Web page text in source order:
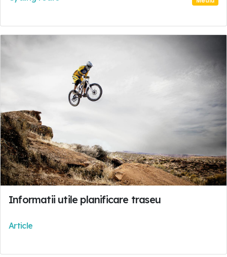
Informatii utile planificare traseu
Article